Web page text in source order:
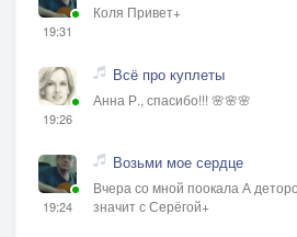
19:31
Коля Привет+
19:26
Всё про куплеты
Анна Р., спасибо!!! 🌸🌸🌸
19:24
Возьми мое сердце
Вчера со мной поокала А
значит с Серёгой+